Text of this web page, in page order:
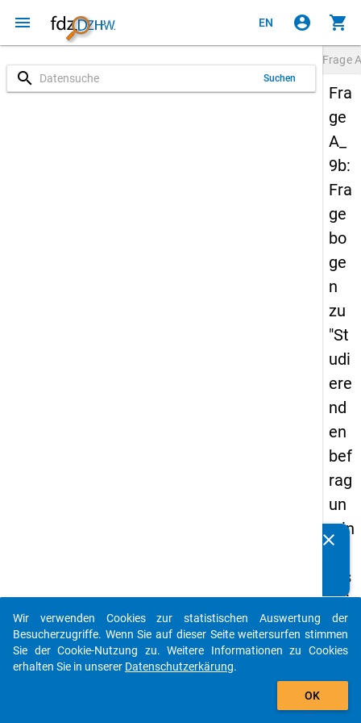
menu EN account_circle shopping_cart
search Suchen
Frage
Fra
ge
A_
9b:
Fra
ge
bo
ge
n
zu
"St
udi
ere
nd
en
bef
rag
un
g in
uts
chl
an
d
clear
auto_stories
add_shopping_cart
Wir verwenden Cookies zur statistischen Auswertung der
Besucherzugriffe. Wenn Sie auf dieser Seite weitersurfen stimmen
Sie der Cookie-Nutzung zu. Weitere Informationen zu Cookies
erhalten Sie in unserer Datenschutzerkärung.
OK